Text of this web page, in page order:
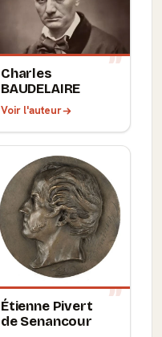
Charles
BAUDELAIRE
Voir l'auteur
Étienne Pivert
de Senancour